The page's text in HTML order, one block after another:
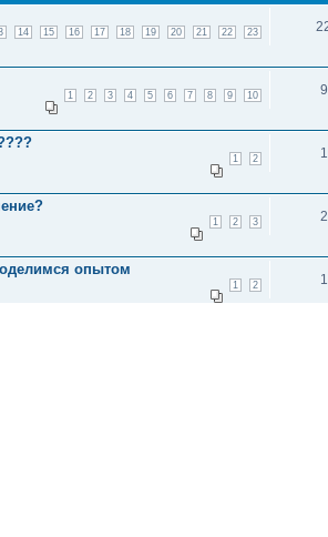
14 15 16 17 18 19 20 21 22 23
1 2 3 4 5 6 7 8 9 10
1 2
1 2 3
опытом
1 2